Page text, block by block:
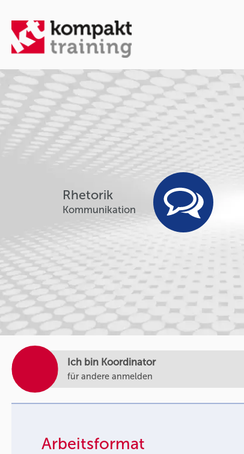
Rhetorik
Kommunikation
Arbeitsformat
Ich bin Koordinator
für andere anmelden